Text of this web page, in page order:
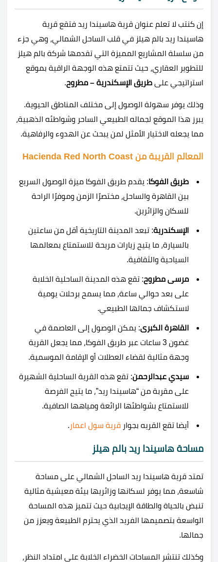
إن كنتب لا تعلم عنوان قرية هاسيندا ريد فتقع قرية
هاسيندا ريد بالم هيلز في قلب الساحل الشمالي، وهي جزء
من سلسلة المشاريع المميزة التي تقدمها شركة بالم هيلز
للتطوير العقاري، حيث تتمتع هذه الوجهة الراقية بموقع
استراتيجي على طريق الإسكندرية – مطروح.
وذلك يوفر سهولة الوصول إلى مختلف المناطق الحيوية.
يبرز هذا الموقع لجماله الطبيعي الساحر وشواطئه الذهبية،
مما يجعله الاختيار الأمثل لمن يبحث عن الهدوء والرفاهية.
المعالم القريبة من Hacienda Red North Coast
طريق الفوكا: يقدم طريق الفوكا ميزة الوصول السريع
بين القاهرة والساحل، مختصرًا الزمن وموفرًا الراحة
للسكان والزائرين.
الإسكندرية: تبعد المدينة التاريخية أقل من ساعتين
بالسيارة، ما يتيح زيارات مريحة للاستمتاع بمعالمها
السياحية والثقافية.
مرسى مطروح: تقع هذه المدينة الساحلية الخلابة
على بعد حوالي ساعة، مما يسمح برحلات يومية
لاستكشاف جمالها الطبيعي.
القاهرة الكبرى: يمكن الوصول إلى العاصمة في
غضون 3 ساعات عبر طريق الفوكا، مما يجعل القرية
وجهة مثالية لقضاء العطلات أو الإقامة الموسمية.
سيدي عبدالرحمن: تقع هذه القرية الساحلية الشهيرة
على مقربة من “هاسيندا ريد”، ما يتيح الفرصة
للاستمتاع بشواطئها الرائعة ومياهها الصافية.
أيضا تقع القريه بجوار قرية سول اعمار .
مساحة هاسيندا ريد بالم هيلز
تمتد قرية هاسيندا ريد الساحل الشمالي على مساحة
شاسعة، مما يوفر لسكانها وزائريها بيئة معيشية مثالية
تنبض بالحياة والطاقة الإيجابية حيث تتميز هذه المساحة
الواسعة بتصميمها الفريد الذي يحترم الطبيعة ويعزز من
جمالها.
وكذلك تنتشر المساحات الخضراء الخلابة على امتداد النظر،